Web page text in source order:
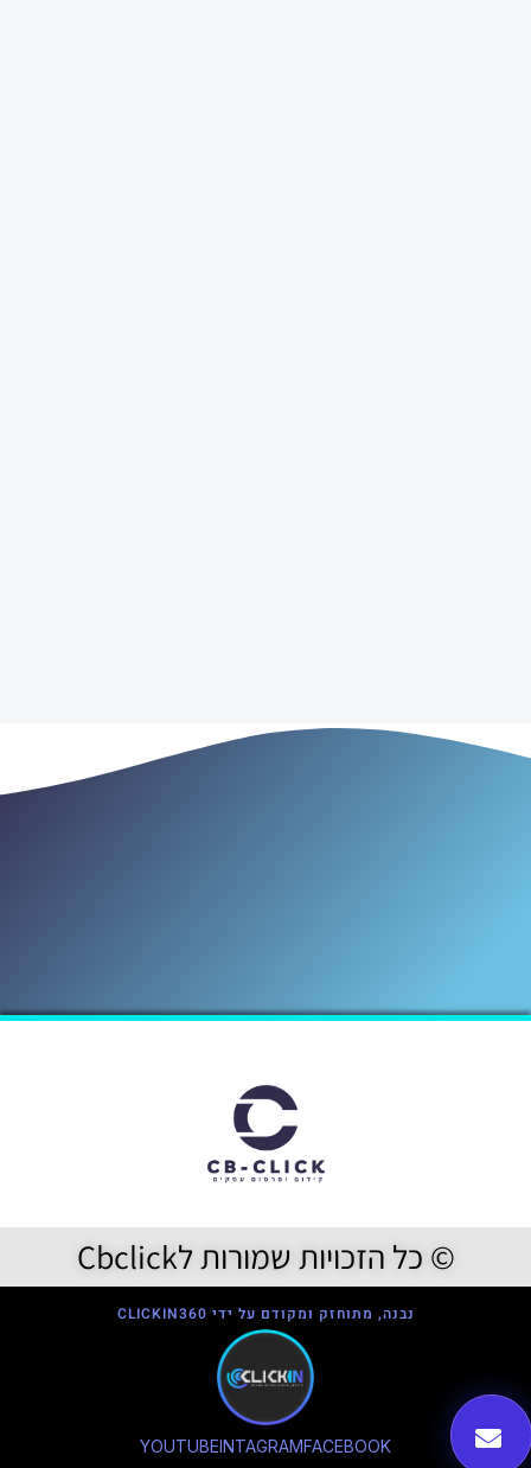
© כל הזכויות שמורות לCbclick
נבנה, מתוחזק ומקודם על ידי CLICKIN360
FACEBOOK
INTAGRAM
YOUTUBE